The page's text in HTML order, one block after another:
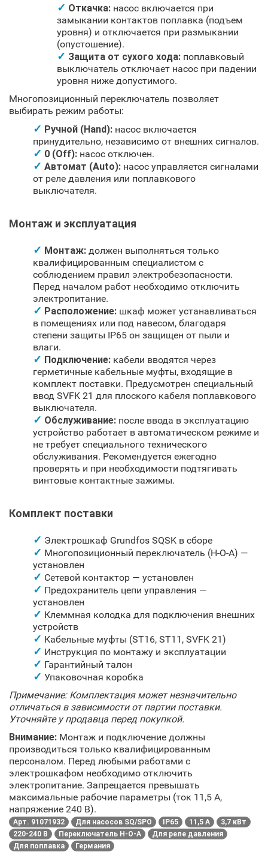
Откачка: насос включается при
замыкании контактов поплавка (подъем
уровня) и отключается при размыкании
(опустошение).
Защита от сухого хода: поплавковый
выключатель отключает насос при падении
уровня ниже допустимого.
Многопозиционный переключатель позволяет
выбирать режим работы:
Ручной (Hand): насос включается
принудительно, независимо от внешних сигналов.
0 (Off): насос отключен.
Автомат (Auto): насос управляется сигналами
от реле давления или поплавкового
выключателя.
Монтаж и эксплуатация
Монтаж: должен выполняться только
квалифицированным специалистом с
соблюдением правил электробезопасности.
Перед началом работ необходимо отключить
электропитание.
Расположение: шкаф может устанавливаться
в помещениях или под навесом, благодаря
степени защиты IP65 он защищен от пыли и
влаги.
Подключение: кабели вводятся через
герметичные кабельные муфты, входящие в
комплект поставки. Предусмотрен специальный
ввод SVFK 21 для плоского кабеля поплавкового
выключателя.
Обслуживание: после ввода в эксплуатацию
устройство работает в автоматическом режиме и
не требует специального технического
обслуживания. Рекомендуется ежегодно
проверять и при необходимости подтягивать
винтовые контактные зажимы.
Комплект поставки
Электрошкаф Grundfos SQSK в сборе
Многопозиционный переключатель (H-O-A) —
установлен
Сетевой контактор — установлен
Предохранитель цепи управления —
установлен
Клеммная колодка для подключения внешних
устройств
Кабельные муфты (ST16, ST11, SVFK 21)
Инструкция по монтажу и эксплуатации
Гарантийный талон
Упаковочная коробка
Примечание: Комплектация может незначительно
отличаться в зависимости от партии поставки.
Уточняйте у продавца перед покупкой.
Внимание: Монтаж и подключение должны
производиться только квалифицированным
персоналом. Перед любыми работами с
электрошкафом необходимо отключить
электропитание. Запрещается превышать
максимальные рабочие параметры (ток 11,5 А,
напряжение 240 В).
Арт. 91071932 Для насосов SQ/SPO IP65 11,5 А
3,7 кВт
220-240 В
Переключатель H-O-A
Для реле давления
Для поплавка
Германия